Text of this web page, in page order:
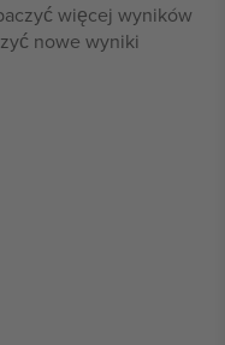
więcej wyników
nowe wyniki